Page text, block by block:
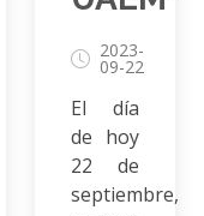
2023-
09-22
El día
de hoy
22 de
septiembre,